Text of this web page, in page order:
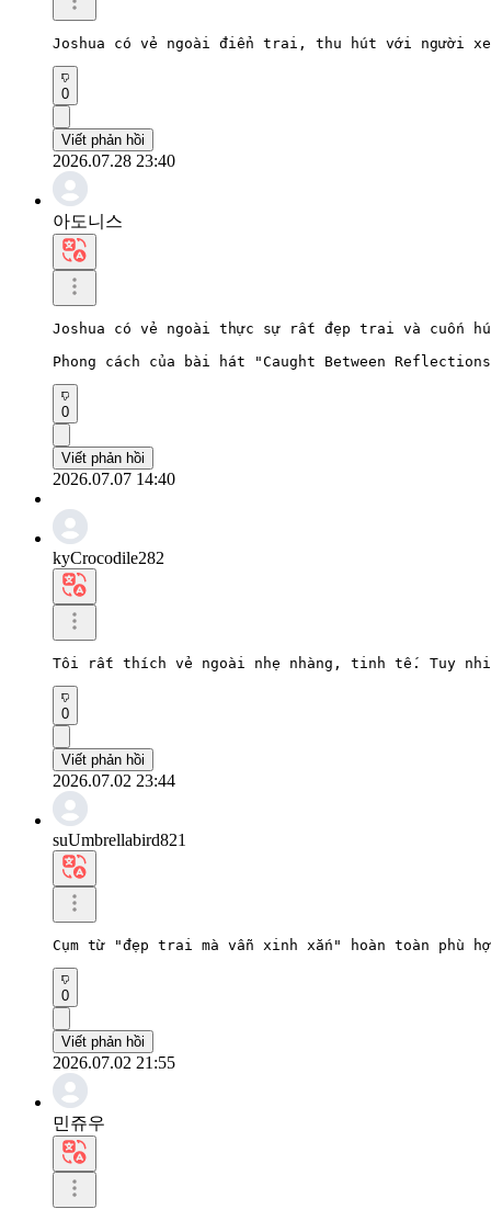
Joshua có vẻ ngoài điển trai, thu hút với người
0
Viết phản hồi
2026.07.28 23:40
아도니스
Joshua có vẻ ngoài thực sự rất đẹp trai và cuốn
Phong cách của bài hát "Caught Between
0
Viết phản hồi
2026.07.07 14:40
kyCrocodile282
Tôi rất thích vẻ ngoài nhẹ nhàng, tinh tế. Tuy
0
Viết phản hồi
2026.07.02 23:44
suUmbrellabird821
Cụm từ "đẹp trai mà vẫn xinh xắn" hoàn toàn phù
0
Viết phản hồi
2026.07.02 21:55
민쥬우